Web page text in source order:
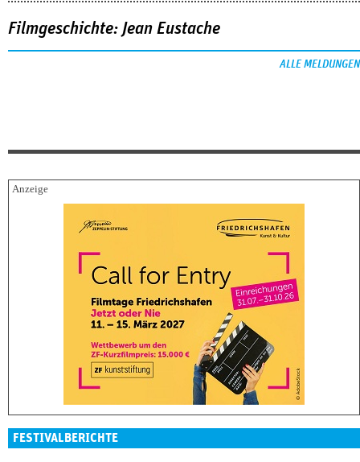
Filmgeschichte: Jean Eustache
ALLE MELDUNGEN
FESTIVALBERICHTE
Filmfest München – Neues deutsches Kino